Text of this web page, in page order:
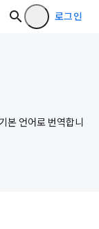
로그인
본 언어로 번역합니